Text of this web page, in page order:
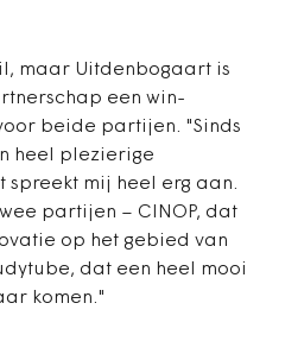
maar Uitdenbogaart is
een win-
beide partijen. "Sinds
heel plezierige
spreekt mij heel erg aan.
partijen – CINOP, dat
op het gebied van
dat een heel mooi
komen."